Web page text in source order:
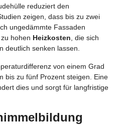
reduziert den
zeigen, dass bis zu zwei
ungedämmte Fassaden
hohen Heizkosten, die sich
deutlich senken lassen.
von einem Grad
bis zu fünf Prozent steigen. Eine
dies und sorgt für langfristige